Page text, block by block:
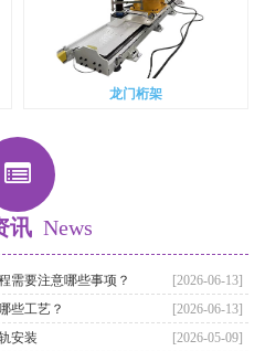
龙门桁架
讯 News
[2026-06-13]
需要注意哪些事项？
[2026-06-13]
些工艺？
[2026-05-09]
安装